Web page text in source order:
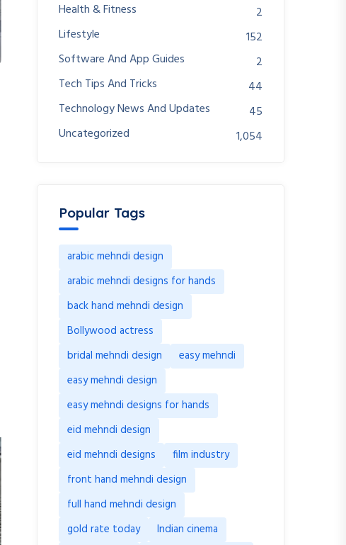
Health & Fitness
2
Lifestyle
152
Software And App Guides
2
Tech Tips And Tricks
44
Technology News And Updates
45
Uncategorized
1,054
Popular Tags
arabic mehndi design
arabic mehndi designs for hands
back hand mehndi design
Bollywood actress
bridal mehndi design
easy mehndi
easy mehndi design
easy mehndi designs for hands
eid mehndi design
eid mehndi designs
film industry
front hand mehndi design
full hand mehndi design
gold rate today
Indian cinema